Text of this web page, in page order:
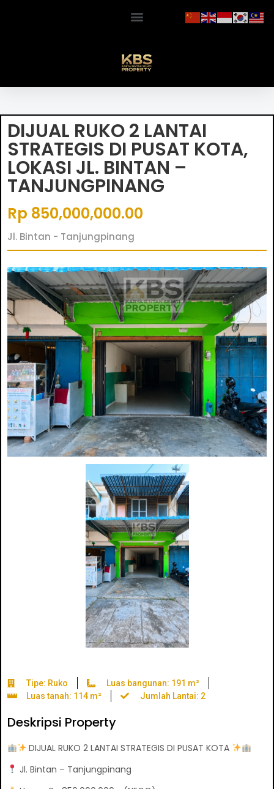
DIJUAL RUKO 2 LANTAI
STRATEGIS DI PUSAT KOTA,
LOKASI JL. BINTAN –
TANJUNGPINANG
Rp 850,000,000.00
Jl. Bintan - Tanjungpinang
Tipe: Ruko
Luas bangunan: 191 m²
Luas tanah: 114 m²
Jumlah Lantai: 2
Deskripsi Property
DIJUAL RUKO 2 LANTAI STRATEGIS DI PUSAT KOTA
Jl. Bintan – Tanjungpinang